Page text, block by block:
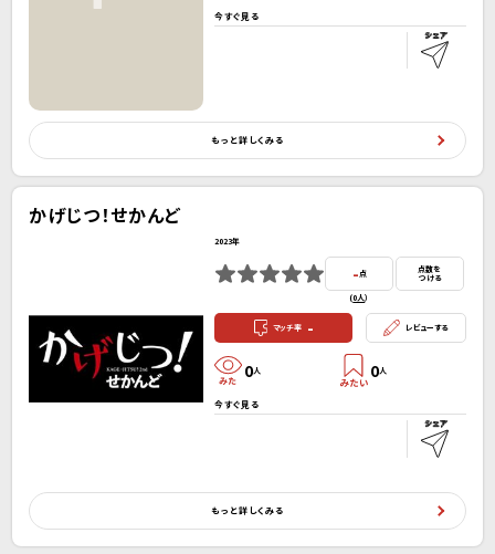
今すぐ見る
もっと詳しくみる
かげじつ！せかんど
2023年
-点
(0人）
点数を
つける
マッチ率 - レビューする
0人 0人
今すぐ見る
もっと詳しくみる